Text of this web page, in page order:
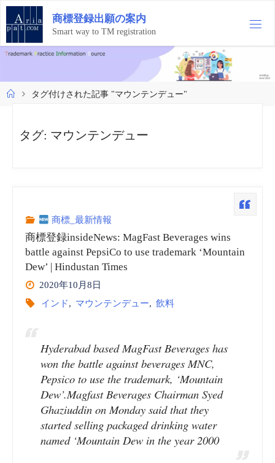
コ
テ
ン
ツ
ス
キ
商標登録出願の案内
Smart way to TM registration
ホ
タグ付けされた記事 "マウンテンデュー"
タグ: マウンテンデュー
商標_最新情報
商標登録insideNews: MagFast Beverages wins
battle against PepsiCo to use trademark ‘Mountain
Dew’ | Hindustan Times
2020年10月8日
インド, マウンテンデュー, 飲料
Hyderabad based MagFast Beverages has
won the battle against beverages MNC,
Pepsico to use the trademark, ‘Mountain
Dew’.Magfast Beverages Chairman Syed
Ghaziuddin on Monday said that they
started selling packaged drinking water
named ‘Mountain Dew in the year 2000